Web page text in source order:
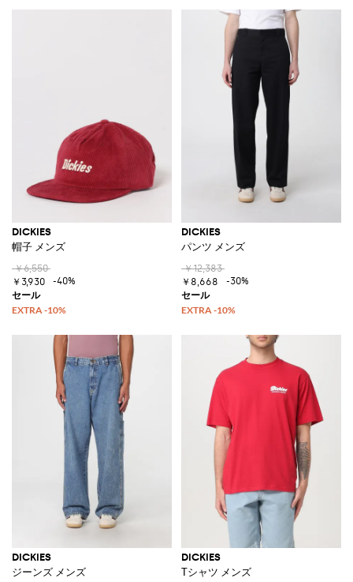
DICKIES
帽子 メンズ
￥6,550
￥3,930
-40%
DICKIES
パンツ メンズ
￥12,383
￥8,668
-30%
DICKIES
ジーンズ メンズ
DICKIES
Tシャツ メンズ